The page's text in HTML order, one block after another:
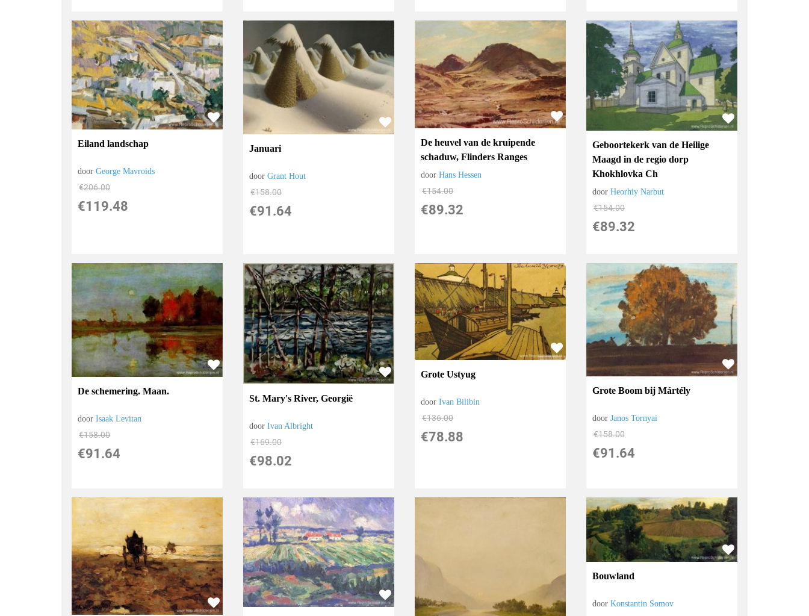
Eiland landschap
doorGeorge Mavroids
€206.00
€119.48
Januari
doorGrant Hout
€158.00
€91.64
De heuvel van de kruipende
schaduw, Flinders Ranges
doorHans Hessen
€154.00
€89.32
Geboortekerk van de Heilige
Maagd in de regio dorp
Khokhlovka Ch
doorHeorhiy Narbut
€154.00
€89.32
De schemering. Maan.
doorIsaak Levitan
€158.00
€91.64
St. Mary's River, Georgië
doorIvan Albright
€169.00
€98.02
Grote Ustyug
doorIvan Bilibin
€136.00
€78.88
Grote Boom bij Mártély
doorJanos Tornyai
€158.00
€91.64
Bouwland
doorKonstantin Somov